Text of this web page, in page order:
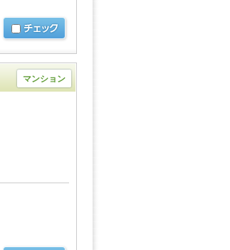
マンション